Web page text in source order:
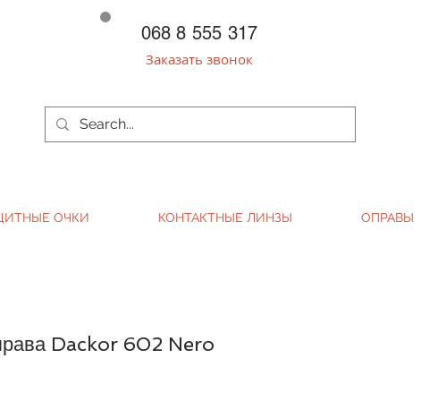
068 8 555 317
Заказать звонок
ОЧКИ КОНТАКТНЫЕ ЛИНЗЫ ОПРАВЫ
Dackor 602 Nero